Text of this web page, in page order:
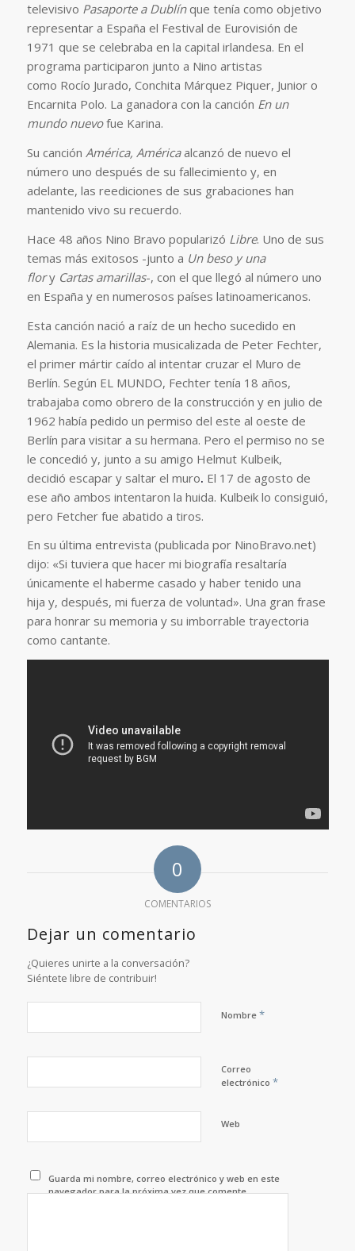
televisivo Pasaporte a Dublínque tenía como objetivo
representar a España el Festival de Eurovisión de
1971 que se celebraba en la capital irlandesa. En el
programa participaron junto a Nino artistas
como Rocío Jurado, Conchita Márquez Piquer, Junior o
Encarnita Polo. La ganadora con la canción En un
mundo nuevofue Karina.
Su canción América, Américaalcanzó de nuevo el
número uno después de su fallecimiento y, en
adelante, las reediciones de sus grabaciones han
mantenido vivo su recuerdo.
Hace 48 años Nino Bravo popularizó Libre. Uno de sus
temas más exitosos -junto a Un beso y una
flory Cartas amarillas-, con el que llegó al número uno
en España y en numerosos países latinoamericanos.
Esta canción nació a raíz de un hecho sucedido en
Alemania. Es la historia musicalizada de Peter Fechter,
el primer mártir caído al intentar cruzar el Muro de
Berlín. Según EL MUNDO, Fechter tenía 18 años,
trabajaba como obrero de la construcción y en julio de
1962 había pedido un permiso del este al oeste de
Berlín para visitar a su hermana. Pero el permiso no se
le concedió y, junto a su amigo Helmut Kulbeik,
decidió escapar y saltar el muro. El 17 de agosto de
ese año ambos intentaron la huida. Kulbeik lo consiguió,
pero Fetcher fue abatido a tiros.
En su última entrevista (publicada por NinoBravo.net)
dijo: «Si tuviera que hacer mi biografía resaltaría
únicamente el haberme casado y haber tenido una
hija y, después, mi fuerza de voluntad». Una gran frase
para honrar su memoria y su imborrable trayectoria
como cantante.
0
COMENTARIOS
Dejar un comentario
¿Quieres unirte a la conversación?
Siéntete libre de contribuir!
Nombre *
Correo
electrónico *
Web
Guarda mi nombre, correo electrónico y web en este
navegador para la próxima vez que comente.